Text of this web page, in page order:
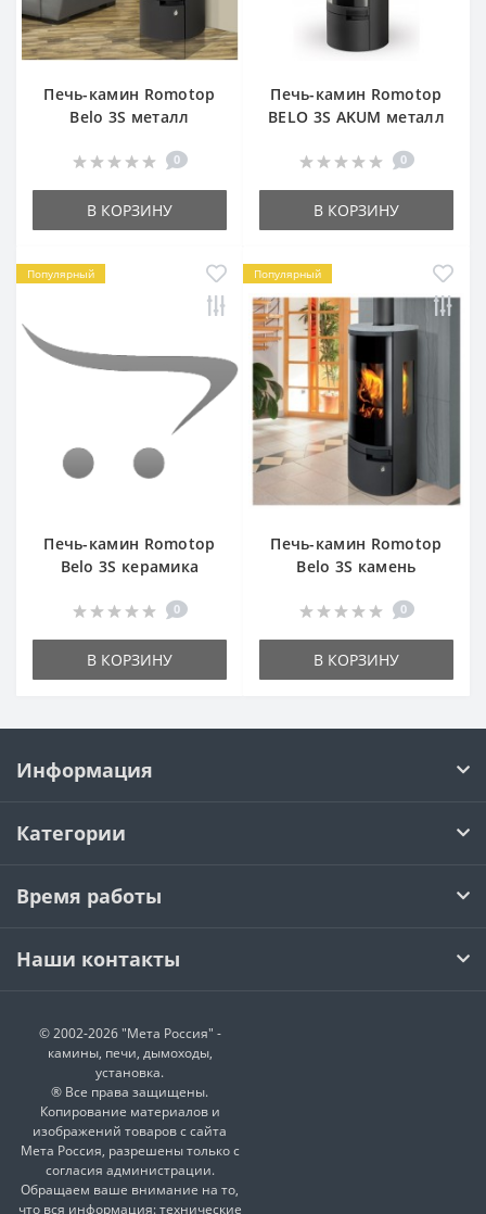
Печь-камин Romotop
Belo 3S металл
0
В КОРЗИНУ
Печь-камин Romotop
BELO 3S AKUM металл
0
В КОРЗИНУ
Популярный
Печь-камин Romotop
Belo 3S керамика
0
В КОРЗИНУ
Популярный
Печь-камин Romotop
Belo 3S камень
0
В КОРЗИНУ
Информация
Категории
Время работы
Наши контакты
© 2002-2026 "Мета Россия" -
камины, печи, дымоходы,
установка.
® Все права защищены.
Копирование материалов и
изображений товаров с сайта
Мета Россия, разрешены только с
согласия администрации.
Обращаем ваше внимание на то,
что вся информация: технические